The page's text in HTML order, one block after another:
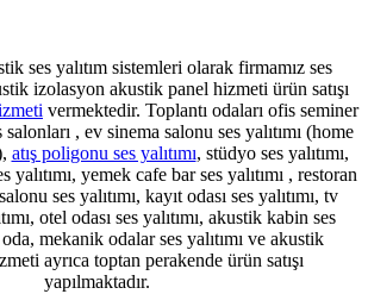
ses yalıtım sistemleri olarak firmamız ses
izolasyon akustik panel hizmeti ürün satışı
vermektedir. Toplantı odaları ofis seminer
, ev sinema salonu ses yalıtımı (home
atış poligonu ses yalıtımı, stüdyo ses yalıtımı,
yalıtımı, yemek cafe bar ses yalıtımı , restoran
ses yalıtımı, kayıt odası ses yalıtımı, tv
otel odası ses yalıtımı, akustik kabin ses
oda, mekanik odalar ses yalıtımı ve akustik
ayrıca toptan perakende ürün satışı
yapılmaktadır.